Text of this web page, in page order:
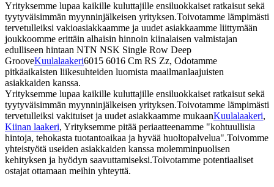
Yrityksemme lupaa kaikille kuluttajille ensiluokkaiset ratkaisut sekä
tyytyväisimmän myynninjälkeisen yrityksen.Toivotamme lämpimästi
tervetulleiksi vakioasiakkaamme ja uudet asiakkaamme liittymään
joukkoomme erittäin alhaisin hinnoin kiinalaisen valmistajan
edulliseen hintaan NTN NSK Single Row Deep
GrooveKuulalaakeri6015 6016 Cm RS Zz, Odotamme
pitkäaikaisten liikesuhteiden luomista maailmanlaajuisten
asiakkaiden kanssa.
Yrityksemme lupaa kaikille kuluttajille ensiluokkaiset ratkaisut sekä
tyytyväisimmän myynninjälkeisen yrityksen.Toivotamme lämpimästi
tervetulleiksi vakituiset ja uudet asiakkaamme mukaanKuulalaakeri,
Kiinan laakeri, Yrityksemme pitää periaatteenamme "kohtuullisia
hintoja, tehokasta tuotantoaikaa ja hyvää huoltopalvelua".Toivomme
yhteistyötä useiden asiakkaiden kanssa molemminpuolisen
kehityksen ja hyödyn saavuttamiseksi.Toivotamme potentiaaliset
ostajat ottamaan meihin yhteyttä.